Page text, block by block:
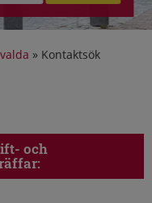
» Kontaktsök
och